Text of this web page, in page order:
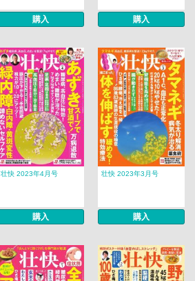
購入 購入
壮快 2023年4月号
購入
壮快 2023年3月号
購入